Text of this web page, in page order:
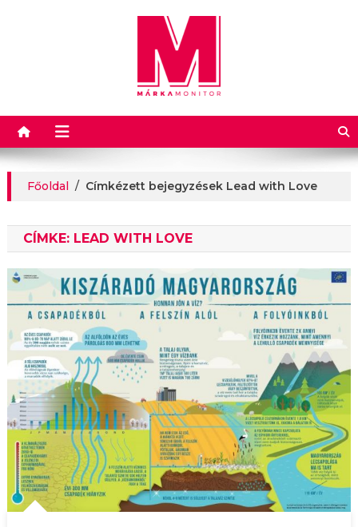
Márkamonitor
Főoldal / Címkézett bejegyzések Lead with Love
CÍMKE: LEAD WITH LOVE